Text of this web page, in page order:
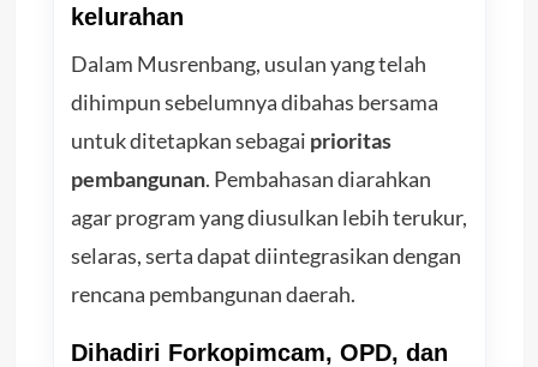
kelurahan
Dalam Musrenbang, usulan yang telah
dihimpun sebelumnya dibahas bersama
untuk ditetapkan sebagai prioritas
pembangunan. Pembahasan diarahkan
agar program yang diusulkan lebih terukur,
selaras, serta dapat diintegrasikan dengan
rencana pembangunan daerah.
Dihadiri Forkopimcam, OPD, dan